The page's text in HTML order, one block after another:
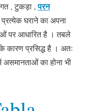
गत , टुकड़ा ,परन
घराने का अपना
पर आधारित है । तबले
कारण प्रसिद्ध है । अतः
असमानताओं का होना भी